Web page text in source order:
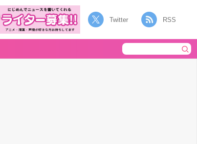
Twitter RSS